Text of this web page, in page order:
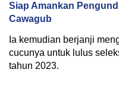
Siap Amankan
Cawagub
Ia kemudian berjanji
cucunya untuk lulus
tahun 2023.